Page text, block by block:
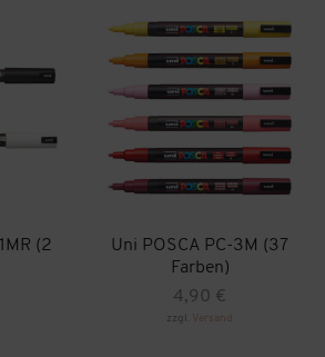
auf.
Optionen
Produktseite
gewählt
(2
Uni POSCA PC-3M (37
Farben)
4,90 €
zzgl. Versand